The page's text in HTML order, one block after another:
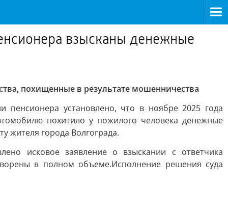
взысканы денежные
похищенные в результате мошенничества
установлено, что в ноябре 2025 года
похитило у пожилого человека денежные
жителя города Волгограда.
исковое заявление о взыскании с ответчика
в полном объеме.Исполнение решения суда